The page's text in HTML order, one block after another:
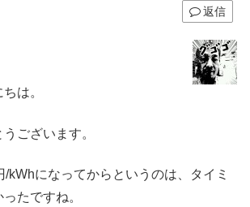
返信
は。
ございます。
/kWhになってからというのは、タイミ
たですね。